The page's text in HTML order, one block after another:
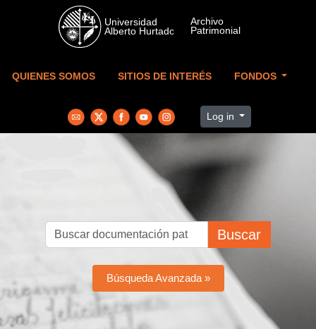
Skip to main content
QUIENES SOMOS SITIOS DE INTERÉS FONDOS
Log in
Buscar
Búsqueda Avanzada »